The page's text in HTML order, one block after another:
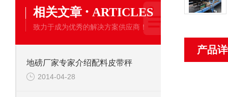
相关文章 · ARTICLES
致力于成为优秀的解决方案供应商！
地磅厂家专家介绍配料皮带秤
2014-04-28
产品